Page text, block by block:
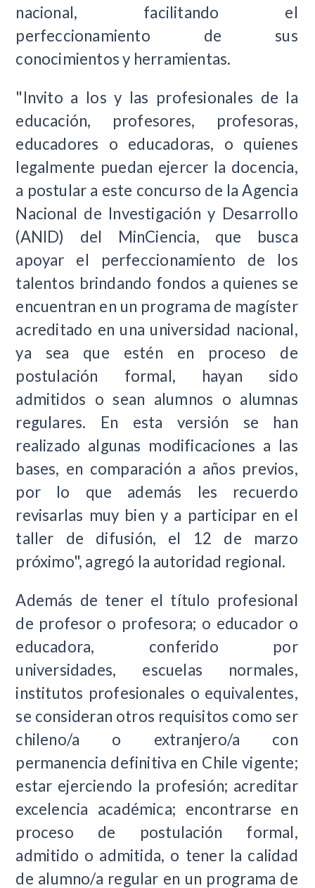
nacional, facilitando el
perfeccionamiento de sus
conocimientos y herramientas.
"Invito a los y las profesionales de la
educación, profesores, profesoras,
educadores o educadoras, o quienes
legalmente puedan ejercer la docencia,
a postular a este concurso de la Agencia
Nacional de Investigación y Desarrollo
(ANID) del MinCiencia, que busca
apoyar el perfeccionamiento de los
talentos brindando fondos a quienes se
encuentran en un programa de magíster
acreditado en una universidad nacional,
ya sea que estén en proceso de
postulación formal, hayan sido
admitidos o sean alumnos o alumnas
regulares. En esta versión se han
realizado algunas modificaciones a las
bases, en comparación a años previos,
por lo que además les recuerdo
revisarlas muy bien y a participar en el
taller de difusión, el 12 de marzo
próximo", agregó la autoridad regional.
Además de tener el título profesional
de profesor o profesora; o educador o
educadora, conferido por
universidades, escuelas normales,
institutos profesionales o equivalentes,
se consideran otros requisitos como ser
chileno/a o extranjero/a con
permanencia definitiva en Chile vigente;
estar ejerciendo la profesión; acreditar
excelencia académica; encontrarse en
proceso de postulación formal,
admitido o admitida, o tener la calidad
de alumno/a regular en un programa de